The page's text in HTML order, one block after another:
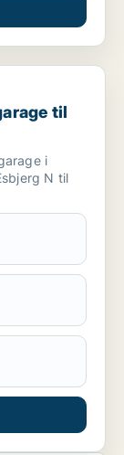
i Esbjerg
til
i
N til